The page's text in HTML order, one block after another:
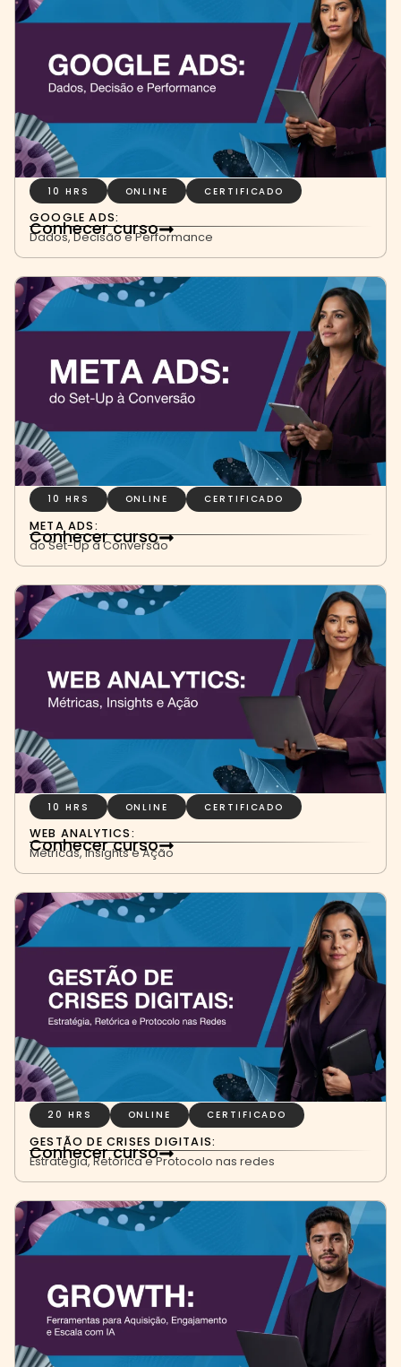
10 HRS ONLINE CERTIFICADO
GOOGLE ADS:
Dados, Decisão e Performance
Conhecer curso
10 HRS ONLINE CERTIFICADO
META ADS:
do Set-Up à Conversão
Conhecer curso
10 HRS ONLINE CERTIFICADO
WEB ANALYTICS:
Métricas, Insights e Ação
Conhecer curso
20 HRS ONLINE CERTIFICADO
GESTÃO DE CRISES DIGITAIS:
Estratégia, Retórica e Protocolo nas redes
Conhecer curso